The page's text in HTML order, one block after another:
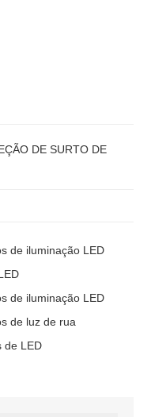
DE SURTO DE
de iluminação LED
de iluminação LED
de luz de rua
de LED